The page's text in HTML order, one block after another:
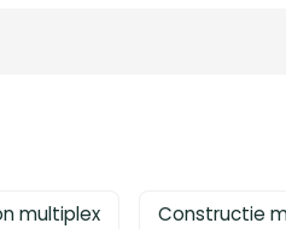
multiplex Constructie